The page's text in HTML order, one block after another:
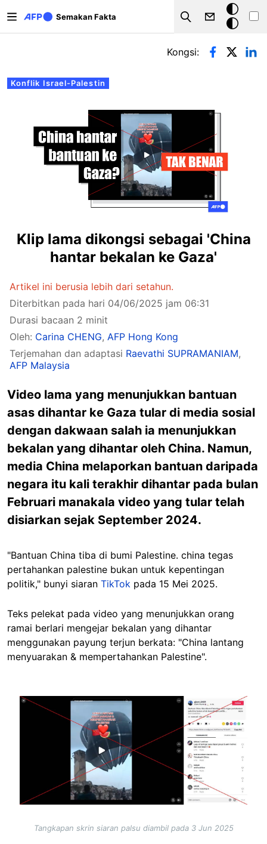
Semakan Fakta
Search
Mod
gelap
Tab-tab utama
Konflik Israel-Palestin
Kongsi:
Klip lama dikongsi sebagai 'China
hantar bekalan ke Gaza'
Artikel ini berusia lebih dari setahun.
Diterbitkan pada hari 04/06/2025 jam 06:31
Durasi bacaan 2 minit
Oleh: Carina CHENG, AFP Hong Kong
Terjemahan dan adaptasi Raevathi SUPRAMANIAM,
AFP Malaysia
Video lama yang menunjukkan bantuan
asas dihantar ke Gaza tular di media sosial
dengan dakwaan salah ia menunjukkan
bekalan yang dihantar oleh China. Namun,
media China melaporkan bantuan daripada
negara itu kali terakhir dihantar pada bulan
Februari manakala video yang tular telah
disiarkan sejak September 2024.
"Bantuan China tiba di bumi Palestine. china tegas
pertahankan palestine bukan untuk kepentingan
politik," bunyi siaran TikTok pada 15 Mei 2025.
Teks pelekat pada video yang menunjukkan orang
ramai berlari mengejar bekalan yang dihantar
menggunakan payung terjun berkata: "China lantang
menyuarakan & mempertahankan Palestine".
Image
Tangkapan skrin siaran palsu diambil pada 3 Jun 2025